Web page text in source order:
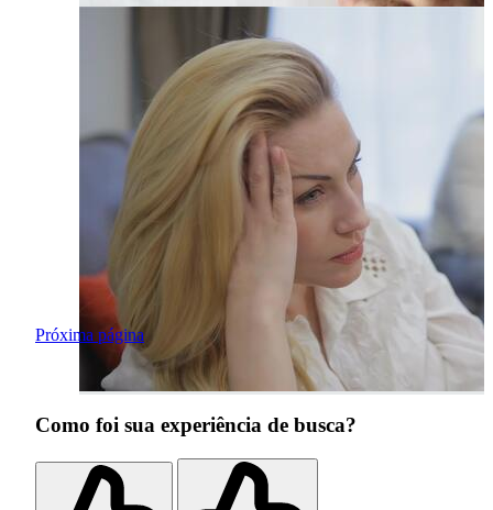
Próxima página
Como foi sua experiência de busca?